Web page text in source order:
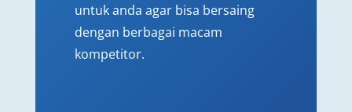
untuk anda agar bisa bersaing
dengan berbagai macam
kompetitor.